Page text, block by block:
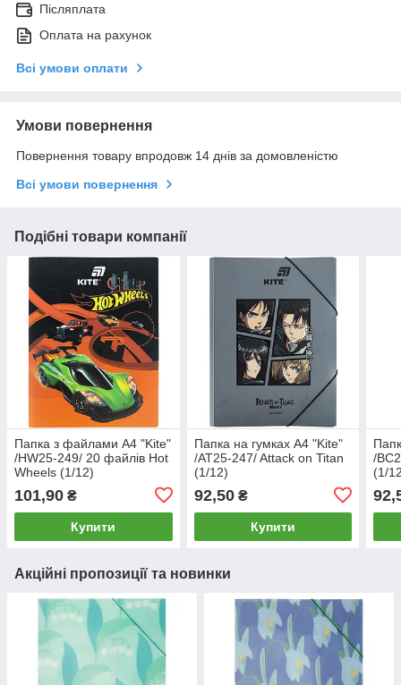
Післяплата
Оплата на рахунок
Всі умови оплати
Умови повернення
Повернення товару впродовж 14 днів за домовленістю
Всі умови повернення
Подібні товари компанії
Папка з файлами А4 "Kite"
/HW25-249/ 20 файлів Hot
Wheels (1/12)
101,90 ₴
Купити
Папка на гумках А4 "Kite"
/AT25-247/ Attack on Titan
(1/12)
92,50₴
Купити
/
(1/
Акційні пропозиції та новинки